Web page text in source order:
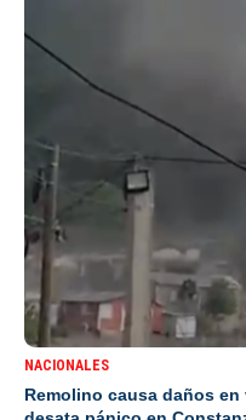
NACIONALES
Remolino causa daños